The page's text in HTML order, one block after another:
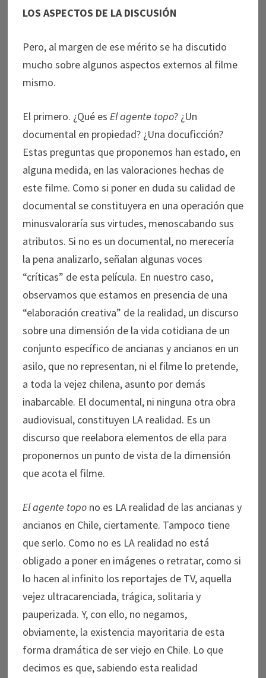
LOS ASPECTOS DE LA DISCUSIÓN
Pero, al margen de ese mérito se ha discutido
mucho sobre algunos aspectos externos al filme
mismo.
El primero. ¿Qué es El agente topo? ¿Un
documental en propiedad? ¿Una docuficción?
Estas preguntas que proponemos han estado, en
alguna medida, en las valoraciones hechas de
este filme. Como si poner en duda su calidad de
documental se constituyera en una operación que
minusvaloraría sus virtudes, menoscabando sus
atributos. Si no es un documental, no merecería
la pena analizarlo, señalan algunas voces
“críticas” de esta película. En nuestro caso,
observamos que estamos en presencia de una
“elaboración creativa” de la realidad, un discurso
sobre una dimensión de la vida cotidiana de un
conjunto específico de ancianas y ancianos en un
asilo, que no representan, ni el filme lo pretende,
a toda la vejez chilena, asunto por demás
inabarcable. El documental, ni ninguna otra obra
audiovisual, constituyen LA realidad. Es un
discurso que reelabora elementos de ella para
proponernos un punto de vista de la dimensión
que acota el filme.
El agente topono es LA realidad de las ancianas y
ancianos en Chile, ciertamente. Tampoco tiene
que serlo. Como no es LA realidad no está
obligado a poner en imágenes o retratar, como si
lo hacen al infinito los reportajes de TV, aquella
vejez ultracarenciada, trágica, solitaria y
pauperizada. Y, con ello, no negamos,
obviamente, la existencia mayoritaria de esta
forma dramática de ser viejo en Chile. Lo que
decimos es que, sabiendo esta realidad